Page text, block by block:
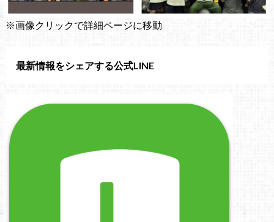
※画像クリックで詳細ページに移動
最新情報をシェアする公式LINE